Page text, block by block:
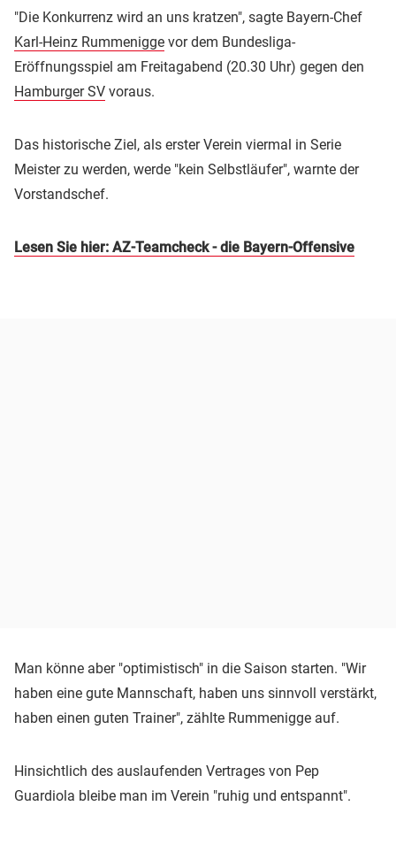
"Die Konkurrenz wird an uns kratzen", sagte Bayern-Chef
Karl-Heinz Rummenigge vor dem Bundesliga-
Eröffnungsspiel am Freitagabend (20.30 Uhr) gegen den
Hamburger SV voraus.
Das historische Ziel, als erster Verein viermal in Serie
Meister zu werden, werde "kein Selbstläufer", warnte der
Vorstandschef.
Lesen Sie hier: AZ-Teamcheck - die Bayern-Offensive
Man könne aber "optimistisch" in die Saison starten. "Wir
haben eine gute Mannschaft, haben uns sinnvoll verstärkt,
haben einen guten Trainer", zählte Rummenigge auf.
Hinsichtlich des auslaufenden Vertrages von Pep
Guardiola bleibe man im Verein "ruhig und entspannt".